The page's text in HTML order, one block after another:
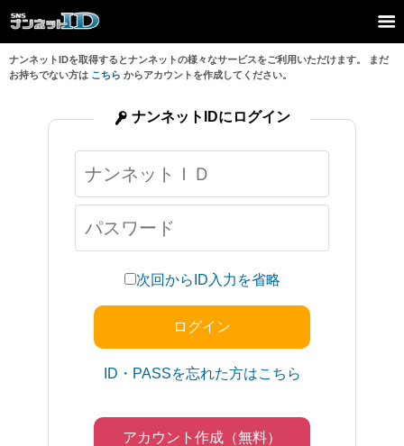
ナンネットIDを取得するとナンネットの様々なサービスをご利用いただけます。 まだ
お持ちでない方は こちら からアカウントを作成してください。
次回からID入力を省略
ID・PASSを忘れた方はこちら
アカウント作成（無料）
ナンネットIDにログイン